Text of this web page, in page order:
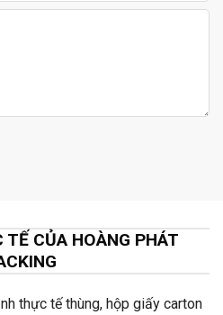
CỦA HOÀNG PHÁT
thực tế thùng, hộp giấy carton